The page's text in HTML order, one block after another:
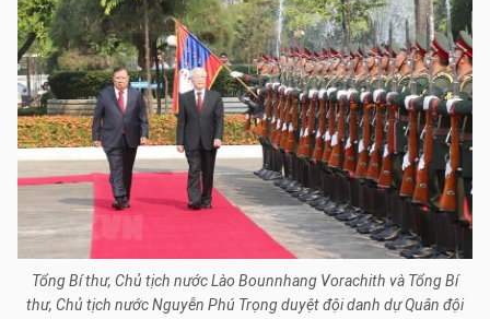
Tổng Bí thư, Chủ tịch nước Lào Bounnhang Vorachith và Tổng Bí
thư, Chủ tịch nước Nguyễn Phú Trọng duyệt đội danh dự Quân đội